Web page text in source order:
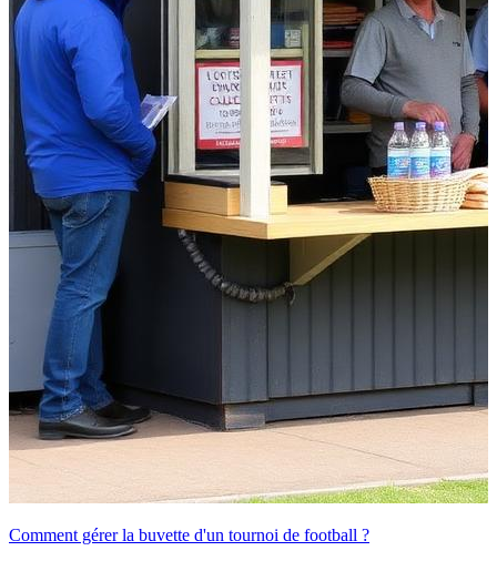
Comment gérer la buvette d'un tournoi de football ?